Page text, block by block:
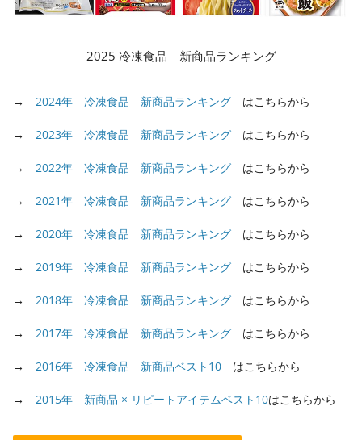
2025 冷凍食品 新商品ランキング
→ 2024年 冷凍食品 新商品ランキング はこちらから
→ 2023年 冷凍食品 新商品ランキング はこちらから
→ 2022年 冷凍食品 新商品ランキング はこちらから
→ 2021年 冷凍食品 新商品ランキング はこちらから
→ 2020年 冷凍食品 新商品ランキング はこちらから
→ 2019年 冷凍食品 新商品ランキング はこちらから
→ 2018年 冷凍食品 新商品ランキング はこちらから
→ 2017年 冷凍食品 新商品ランキング はこちらから
→ 2016年 冷凍食品 新商品ベスト10 はこちらから
→ 2015年 新商品 × リピートアイテムベスト10はこちらから